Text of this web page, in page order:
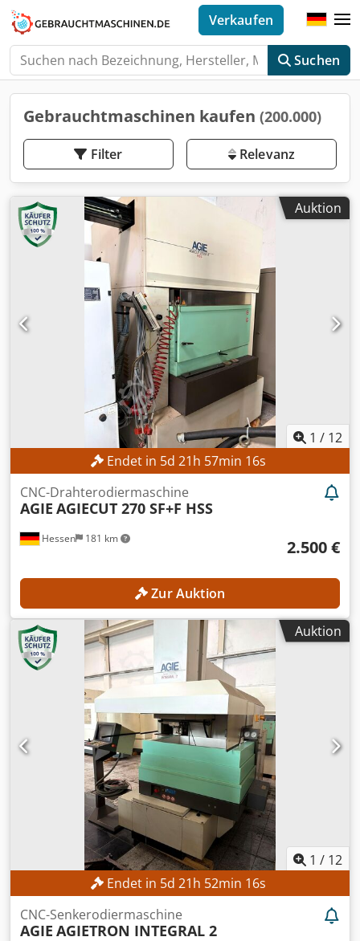
Suchen
Verkaufen
Gebrauchtmaschinen kaufen (200.000)
Filter Relevanz
Auktion
1 / 12
Endet in 5d 21h 57min 14s
Hessen 181 km
CNC-Drahterodiermaschine
AGIE AGIECUT 270 SF+F HSS
2.500 €
Zur Auktion
Auktion
1 / 12
Endet in 5d 21h 52min 14s
CNC-Senkerodiermaschine
AGIE AGIETRON INTEGRAL 2